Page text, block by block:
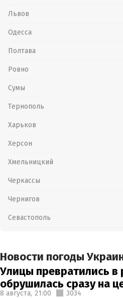
Львов
Одесса
Полтава
Ровно
Сумы
Тернополь
Харьков
Херсон
Хмельницкий
Черкассы
Чернигов
Севастополь
Новости погоды
Улицы превратились в
обрушилась сразу на
8 августа, 21:00 3034